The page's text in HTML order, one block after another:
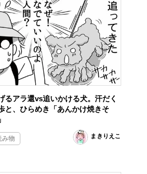
るアラ還vs追いかける犬。汗だく
と、ひらめき「あんかけ焼きそ
み物 まきりえこ